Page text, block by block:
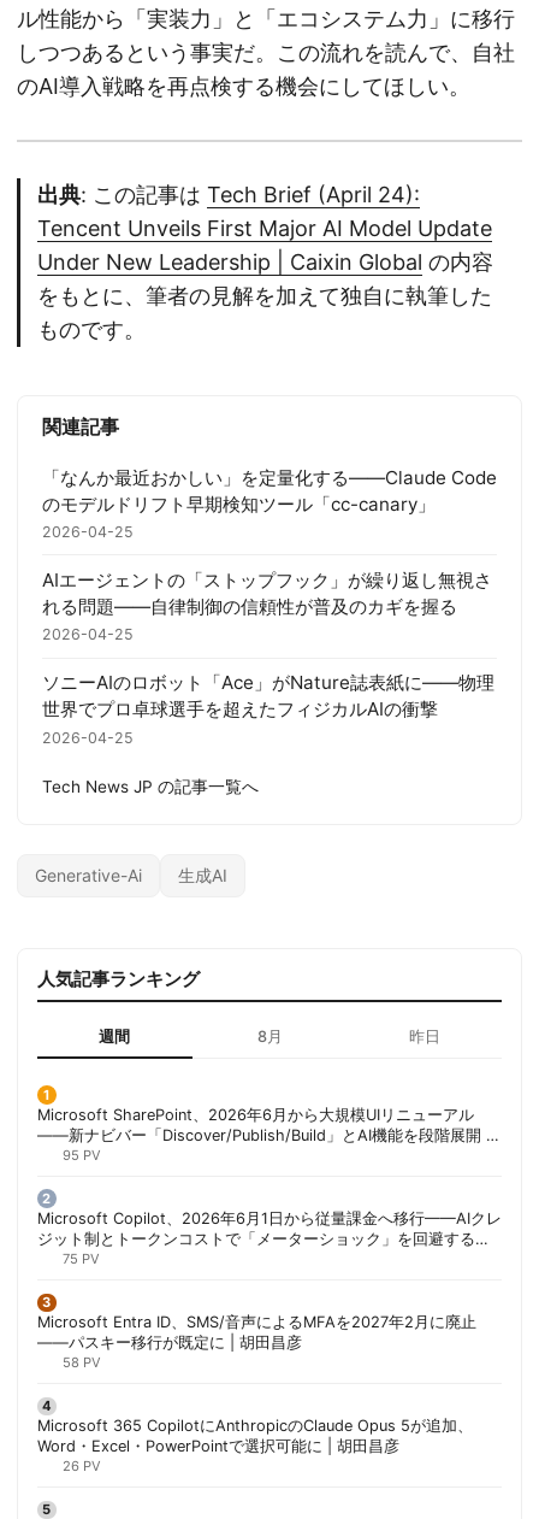
ル性能から「実装力」と「エコシステム力」に移行
しつつあるという事実だ。この流れを読んで、自社
のAI導入戦略を再点検する機会にしてほしい。
出典: この記事は Tech Brief (April 24):
Tencent Unveils First Major AI Model Update
Under New Leadership | Caixin Global の内容
をもとに、筆者の見解を加えて独自に執筆した
ものです。
関連記事
「なんか最近おかしい」を定量化する——Claude Code
のモデルドリフト早期検知ツール「cc-canary」
2026-04-25
AIエージェントの「ストップフック」が繰り返し無視さ
れる問題——自律制御の信頼性が普及のカギを握る
2026-04-25
ソニーAIのロボット「Ace」がNature誌表紙に——物理
世界でプロ卓球選手を超えたフィジカルAIの衝撃
2026-04-25
Tech News JP の記事一覧へ
Generative-Ai 生成AI
人気記事ランキング
週間 8月 昨日
Microsoft SharePoint、2026年6月から大規模UIリニューアル
——新ナビバー「Discover/Publish/Build」とAI機能を段階展開 |
胡田昌彦
95 PV
Microsoft Copilot、2026年6月1日から従量課金へ移行——AIクレ
ジット制とトークンコストで「メーターショック」を回避する方
法 | 胡田昌彦
75 PV
Microsoft Entra ID、SMS/音声によるMFAを2027年2月に廃止
——パスキー移行が既定に | 胡田昌彦
58 PV
Microsoft 365 CopilotにAnthropicのClaude Opus 5が追加、
Word・Excel・PowerPointで選択可能に | 胡田昌彦
26 PV